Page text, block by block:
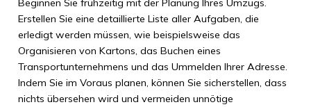
Beginnen Sie frühzeitig mit der Planung Ihres Umzugs.
Erstellen Sie eine detaillierte Liste aller Aufgaben, die
erledigt werden müssen, wie beispielsweise das
Organisieren von Kartons, das Buchen eines
Transportunternehmens und das Ummelden Ihrer Adresse.
Indem Sie im Voraus planen, können Sie sicherstellen, dass
nichts übersehen wird und vermeiden unnötige